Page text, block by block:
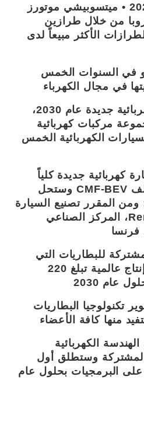
ليصل إلى 80% عام 2026 • ميتسوبيشي موتورز
من خلال طرازين
الأكثر مبيعاً لدى
يورو في السنوات الخمس
في مجال الكهرباء
• مع توفّر 35 سيارة كهربائية جديدة عام 2030،
مركبات كهربائية
الكهربائية الخمس
كهربائية جديدة كلياً
ترتكز على منصة التحالف CMF-BEV وستحل
ومن المقرر تصنيع السيارة
في Renault ElectriCity، المركز الصناعي
فرنسا
للبطاريات التي
تهدف إلى تأمين قدرة إنتاج عالمية تبلغ 220
عام 2030
تكنولوجيا البطاريات
منها كافة الأعضاء
الكهربائية
المشتركة وستطلق أول
على البرمجيات بحلول عام